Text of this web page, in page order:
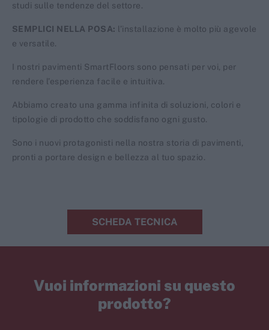
studi sulle tendenze del settore.
SEMPLICI NELLA POSA: l’installazione è molto più agevole
e versatile.
I nostri pavimenti SmartFloors sono pensati per voi, per
rendere l’esperienza facile e intuitiva.
Abbiamo creato una gamma infinita di soluzioni, colori e
tipologie di prodotto che soddisfano ogni gusto.
Sono i nuovi protagonisti nella nostra storia di pavimenti,
pronti a portare design e bellezza al tuo spazio.
SCHEDA TECNICA
Vuoi informazioni su questo
prodotto?